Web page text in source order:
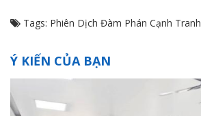
Tags: Phiên Dịch Đàm Phán Cạnh Tranh
Ý KIẾN CỦA BẠN